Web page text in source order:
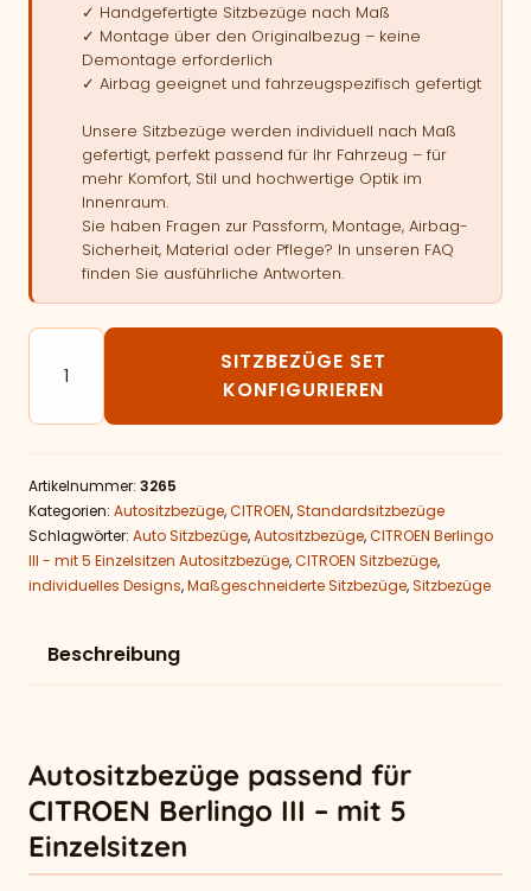
✓ Handgefertigte Sitzbezüge nach Maß
✓ Montage über den Originalbezug – keine
Demontage erforderlich
✓ Airbag geeignet und fahrzeugspezifisch gefertigt
Unsere Sitzbezüge werden individuell nach Maß
gefertigt, perfekt passend für Ihr Fahrzeug – für
mehr Komfort, Stil und hochwertige Optik im
Innenraum.
Sie haben Fragen zur Passform, Montage, Airbag-
Sicherheit, Material oder Pflege? In unseren FAQ
finden Sie ausführliche Antworten.
Autositzbezüge passend für CITROEN Berlingo III - mit
SITZBEZÜGE SET
KONFIGURIEREN
Artikelnummer: 3265
Kategorien: Autositzbezüge,CITROEN,Standardsitzbezüge
Schlagwörter: Auto Sitzbezüge,Autositzbezüge,CITROEN Berlingo
III - mit 5 Einzelsitzen Autositzbezüge,CITROEN Sitzbezüge,
individuelles Designs,Maßgeschneiderte Sitzbezüge,Sitzbezüge
Beschreibung
Autositzbezüge passend für
CITROEN Berlingo III – mit 5
Einzelsitzen